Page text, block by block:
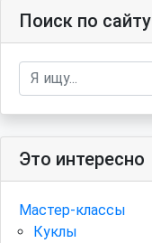
Поиск по сайту
Это интересно
Мастер-классы
Куклы